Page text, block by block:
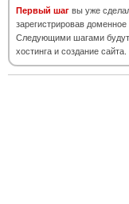
Первый шаг вы уже
зарегистрировав доменное
Следующими шагами будут
хостинга и создание сайта.